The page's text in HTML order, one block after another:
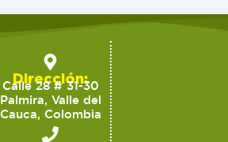
Dirección:
Calle 28 # 31-30
Palmira, Valle del
Cauca, Colombia